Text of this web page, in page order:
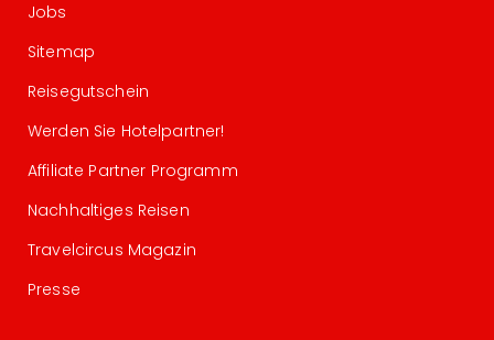
Jobs
Sitemap
Reisegutschein
Werden Sie Hotelpartner!
Affiliate Partner Programm
Nachhaltiges Reisen
Travelcircus Magazin
Presse